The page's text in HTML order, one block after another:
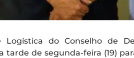
do Conselho de
tarde de segunda-feira (19)